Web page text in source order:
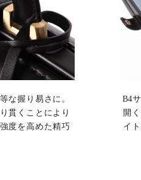
な握り易さに。
貫くことにより
度を高めた精巧
B4
開
イ